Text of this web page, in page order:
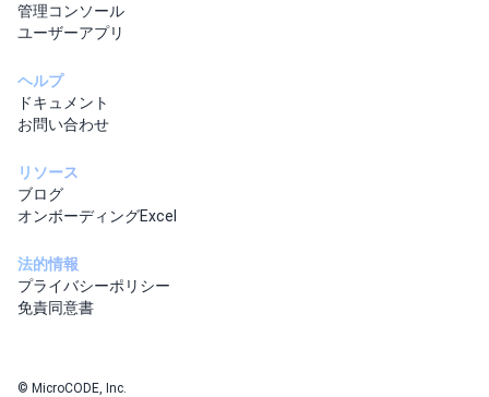
管理コンソール
ユーザーアプリ
ヘルプ
ドキュメント
お問い合わせ
リソース
ブログ
オンボーディングExcel
法的情報
プライバシーポリシー
免責同意書
© MicroCODE, Inc.